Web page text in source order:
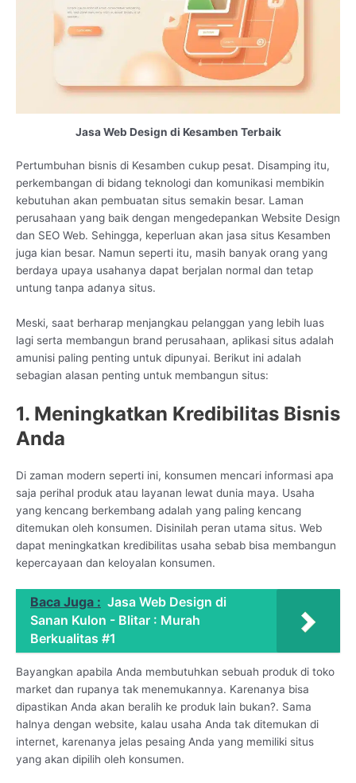
Jasa Web Design di Kesamben Terbaik
Pertumbuhan bisnis di Kesamben cukup pesat. Disamping itu,
perkembangan di bidang teknologi dan komunikasi membikin
kebutuhan akan pembuatan situs semakin besar. Laman
perusahaan yang baik dengan mengedepankan Website Design
dan SEO Web. Sehingga, keperluan akan jasa situs Kesamben
juga kian besar. Namun seperti itu, masih banyak orang yang
berdaya upaya usahanya dapat berjalan normal dan tetap
untung tanpa adanya situs.
Meski, saat berharap menjangkau pelanggan yang lebih luas
lagi serta membangun brand perusahaan, aplikasi situs adalah
amunisi paling penting untuk dipunyai. Berikut ini adalah
sebagian alasan penting untuk membangun situs:
1. Meningkatkan Kredibilitas Bisnis
Anda
Di zaman modern seperti ini, konsumen mencari informasi apa
saja perihal produk atau layanan lewat dunia maya. Usaha
yang kencang berkembang adalah yang paling kencang
ditemukan oleh konsumen. Disinilah peran utama situs. Web
dapat meningkatkan kredibilitas usaha sebab bisa membangun
kepercayaan dan keloyalan konsumen.
Baca Juga : Jasa Web Design di
Sanan Kulon - Blitar : Murah
Berkualitas #1
Bayangkan apabila Anda membutuhkan sebuah produk di toko
market dan rupanya tak menemukannya. Karenanya bisa
dipastikan Anda akan beralih ke produk lain bukan?. Sama
halnya dengan website, kalau usaha Anda tak ditemukan di
internet, karenanya jelas pesaing Anda yang memiliki situs
yang akan dipilih oleh konsumen.